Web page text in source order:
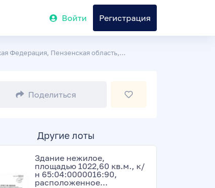
Войти Регистрация
Федерация, Пензенская область,...
Поделиться
Другие лоты
Здание нежилое,
площадью 1022,60 кв.м., к/
н 65:04:0000016:90,
расположенное...